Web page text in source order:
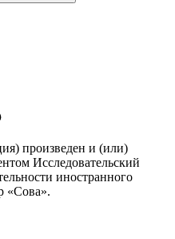
произведен и (или)
Исследовательский
иностранного
«Сова».